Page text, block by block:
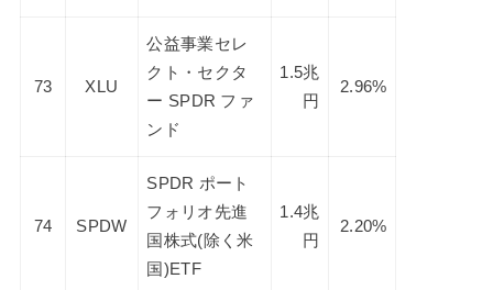
73 XLU
公益事業セレ
クト・セクタ
ー SPDR ファ
ンド
1.5兆
円
2.96%
74 SPDW
SPDR ポート
フォリオ先進
国株式(除く米
国)ETF
1.4兆
円
2.20%